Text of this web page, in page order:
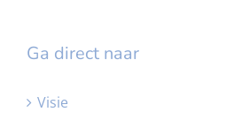
Ga direct naar
Visie